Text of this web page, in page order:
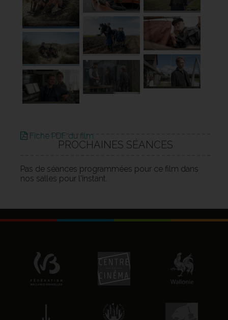
Fiche PDF du film
PROCHAINES SÉANCES
Pas de séances programmées pour ce film dans
nos salles pour l'instant.